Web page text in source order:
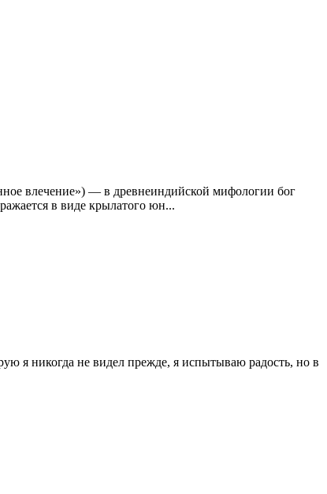
влечение») — в древнеиндийской мифологии бог
в виде крылатого юн...
я никогда не видел прежде, я испытываю радость, но в